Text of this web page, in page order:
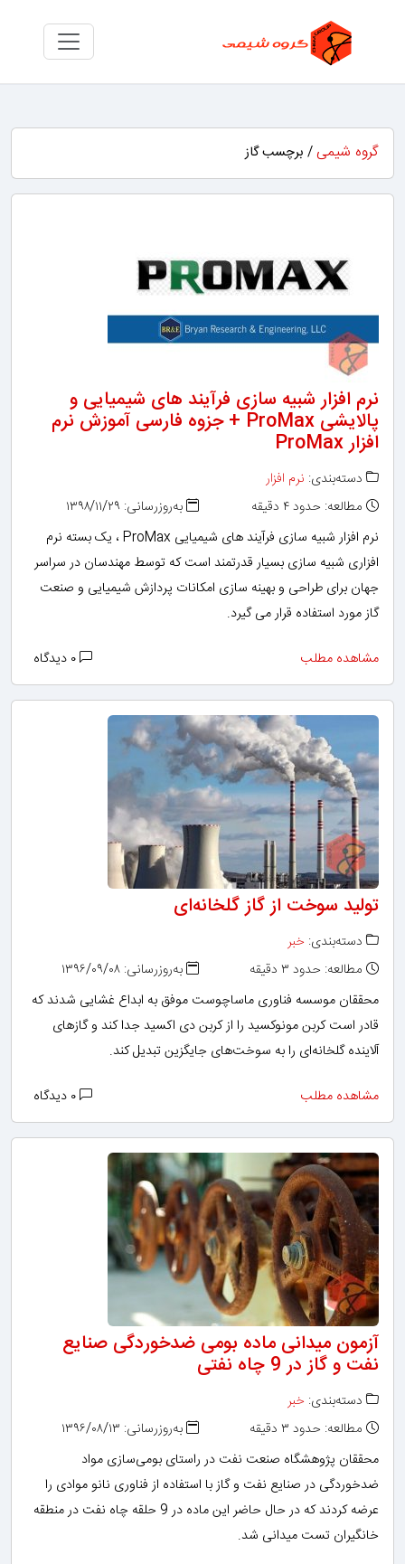
گروه شیمی / برچسب گاز
نرم افزار شبیه سازی فرآیند های شیمیایی و
پالایشی ProMax + جزوه فارسی آموزش نرم
افزار ProMax
دسته‌بندی: نرم افزار
مطالعه: حدود ۴ دقیقه
به‌روزرسانی: ۱۳۹۸/۱۱/۲۹
نرم افزار شبیه سازی فرآیند های شیمیایی ProMax ، یک بسته نرم
افزاری شبیه سازی بسیار قدرتمند است که توسط مهندسان در سراسر
جهان برای طراحی و بهینه سازی امکانات پردازش شیمیایی و صنعت
گاز مورد استفاده قرار می گیرد.
مشاهده مطلب
تولید سوخت از گاز گلخانه‌ای
دسته‌بندی: خبر
مطالعه: حدود ۳ دقیقه
به‌روزرسانی: ۱۳۹۶/۰۹/۰۸
محققان موسسه فناوری ماساچوست موفق به ابداع غشایی شدند که
قادر است کربن مونوکسید را از کربن دی‌ اکسید جدا کند و گازهای
آلاینده گلخانه‌ای را به سوخت‌های جایگزین تبدیل کند.
مشاهده مطلب
آزمون میدانی ماده بومی ضدخوردگی صنایع
نفت و گاز در 9 چاه نفتی
دسته‌بندی: خبر
مطالعه: حدود ۳ دقیقه
به‌روزرسانی: ۱۳۹۶/۰۸/۱۳
محققان پژوهشگاه صنعت نفت در راستای بومی‌سازی مواد
ضدخوردگی در صنایع نفت و گاز با استفاده از فناوری نانو موادی را
عرضه کردند که در حال حاضر این ماده در 9 حلقه چاه نفت در منطقه
خانگیران تست میدانی شد.